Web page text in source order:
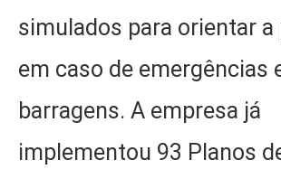
simulados para orientar a
em caso de emergências
barragens. A empresa já
implementou 93 Planos